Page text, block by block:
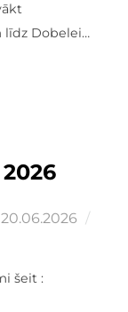
līdz Dobelei…
Publicēts
20.06.2026
šeit :